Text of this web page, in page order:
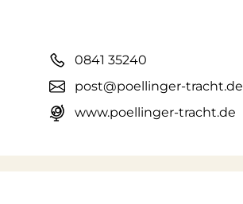
0841 35240
post@poellinger-tracht.de
www.poellinger-tracht.de